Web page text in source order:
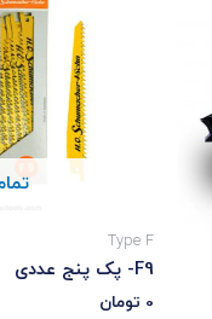
Type F
F9- پک پنج عددی
0 تومان